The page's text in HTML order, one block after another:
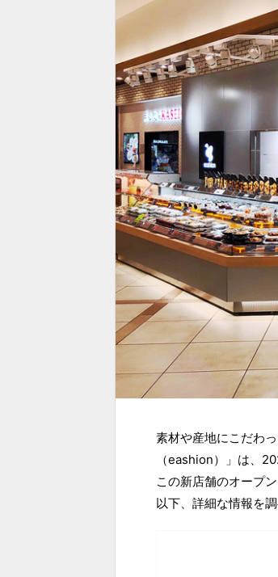
素材や産地にこだわ
（eashion）」は、
この新店舗のオープ
以下、詳細な情報を調